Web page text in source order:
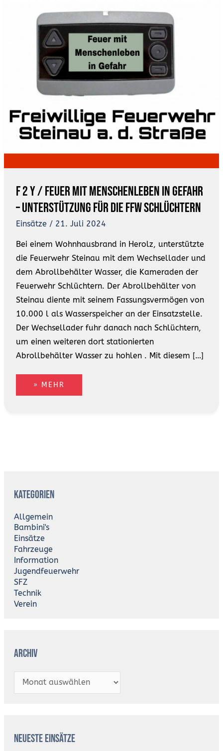
F 2 Y / Feuer mit Menschenleben in Gefahr
– Unterstützung für die FFW Schlüchtern
Einsätze / 21. Juli 2024
Bei einem Wohnhausbrand in Herolz, unterstützte
die Feuerwehr Steinau mit dem Wechsellader und
dem Abrollbehälter Wasser, die Kameraden der
Feuerwehr Schlüchtern. Der Abrollbehälter von
Steinau diente mit seinem Fassungsvermögen von
10.000 l als Wasserspeicher an der Einsatzstelle.
Der Wechsellader fuhr danach nach Schlüchtern,
um einen weiteren dort stationierten
Abrollbehälter Wasser zu hohlen . Mit diesem […]
UNTERSTÜTZUNG
FÜR
DIE
FFW
SCHLÜCHTERN
» MEHR
Kategorien
Allgemein
Bambini's
Einsätze
Fahrzeuge
Information
Jugendfeuerwehr
SFZ
Technik
Verein
Archiv
c
v
Neueste Einsätze